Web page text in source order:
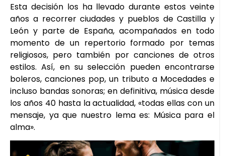
Esta decisión los ha llevado durante estos veinte
años a recorrer ciudades y pueblos de Castilla y
León y parte de España, acompañados en todo
momento de un repertorio formado por temas
religiosos, pero también por canciones de otros
estilos. Así, en su selección pueden encontrarse
boleros, canciones pop, un tributo a Mocedades e
incluso bandas sonoras; en definitiva, música desde
los años 40 hasta la actualidad, «todas ellas con un
mensaje, ya que nuestro lema es: Música para el
alma».